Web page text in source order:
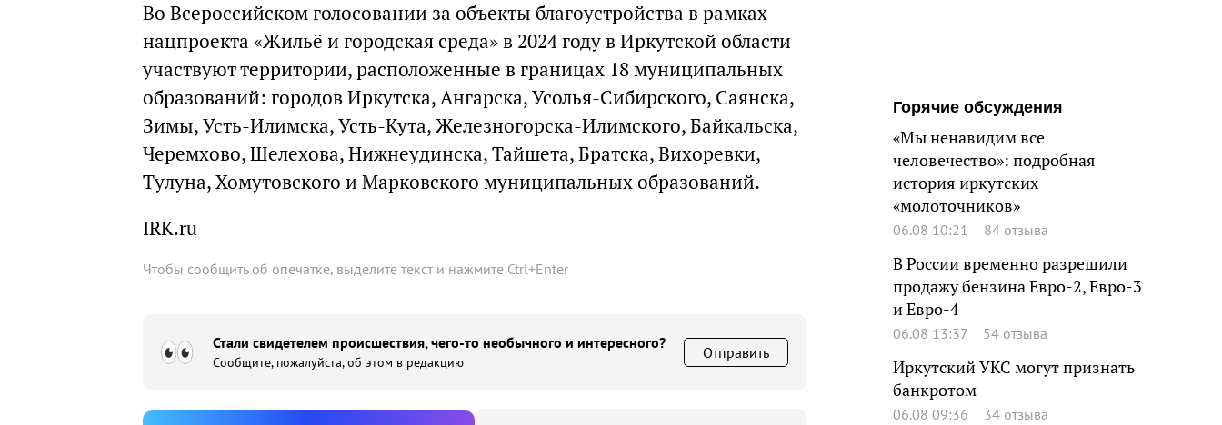
Во Всероссийском голосовании за объекты благоустройства в рамках
нацпроекта «Жильё и городская среда» в 2024 году в Иркутской области
участвуют территории, расположенные в границах 18 муниципальных
образований: городов Иркутска, Ангарска, Усолья-Сибирского, Саянска,
Зимы, Усть-Илимска, Усть-Кута, Железногорска-Илимского, Байкальска,
Черемхово, Шелехова, Нижнеудинска, Тайшета, Братска, Вихоревки,
Тулуна, Хомутовского и Марковского муниципальных образований.
IRK.ru
Чтобы сообщить об опечатке, выделите текст и нажмите Ctrl+Enter
Стали свидетелем происшествия, чего-то необычного и интересного?
Сообщите, пожалуйста, об этом в редакцию
Отправить
Горячие обсуждения
«Мы ненавидим все
человечество»: подробная
история иркутских
«молоточников»
06.08 10:21 84 отзыва
В России временно разрешили
продажу бензина Евро-2, Евро-3
и Евро-4
06.08 13:37 54 отзыва
Иркутский УКС могут признать
банкротом
06.08 09:36 34 отзыва